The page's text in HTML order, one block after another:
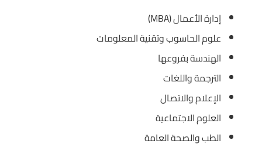
إدارة الأعمال (MBA)
علوم الحاسوب وتقنية المعلومات
الهندسة بفروعها
الترجمة واللغات
الإعلام والاتصال
العلوم الاجتماعية
الطب والصحة العامة